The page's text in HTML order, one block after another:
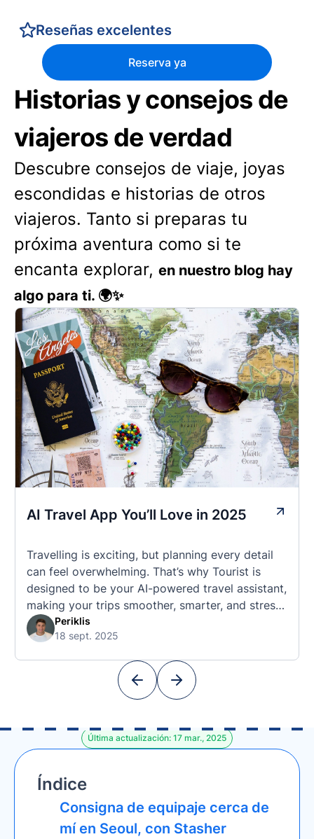
Reseñas excelentes
Reserva ya
Historias y consejos de
viajeros de verdad
Descubre consejos de viaje, joyas
escondidas e historias de otros
viajeros. Tanto si preparas tu
próxima aventura como si te
encanta explorar, en nuestro blog hay
algo para ti. 🌍✨
AI Travel App You’ll Love in 2025
Travelling is exciting, but planning every detail
can feel overwhelming. That’s why Tourist is
designed to be your AI-powered travel assistant,
making your trips smoother, smarter, and stress-
free. 🧭 What Makes the Tourist App Unique?
Unlike standard travel apps, Tourist combines
With Tourist, your trip planning becomes as
Periklis
18 sept. 2025
Última actualización: 17 mar., 2025
Índice
Consigna de equipaje cerca de
mí en Seoul, con Stasher